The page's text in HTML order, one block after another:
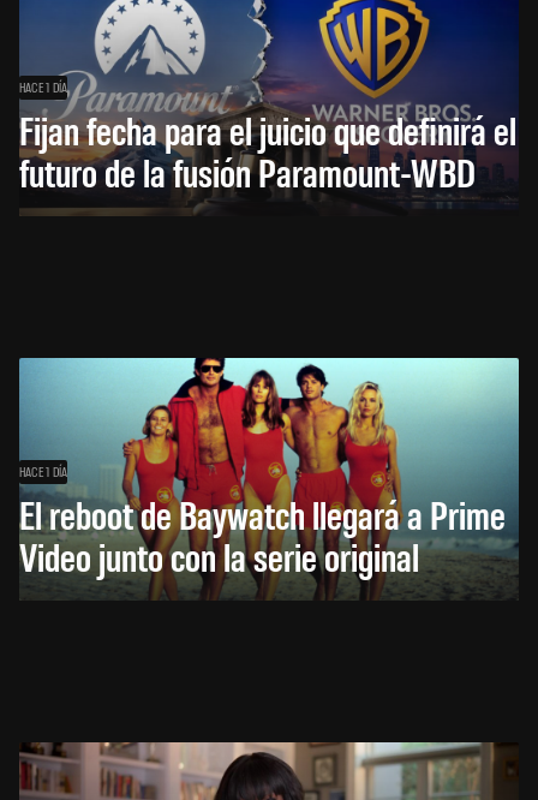
HACE 1 DÍA
Fijan fecha para el juicio que definirá el
futuro de la fusión Paramount-WBD
HACE 1 DÍA
El reboot de Baywatch llegará a Prime
Video junto con la serie original